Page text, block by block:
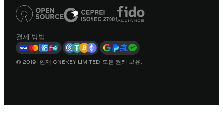
결제 방법
© 2019–현재 ONEKEY LIMITED. 모든 권리 보유.